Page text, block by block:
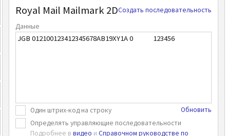
Создать последовательность
Royal Mail Mailmark 2D
Данные
Один штрих-код на строку
Определять управляющие последовательности
Подробнее в видео и Справочном руководстве по
Обновить